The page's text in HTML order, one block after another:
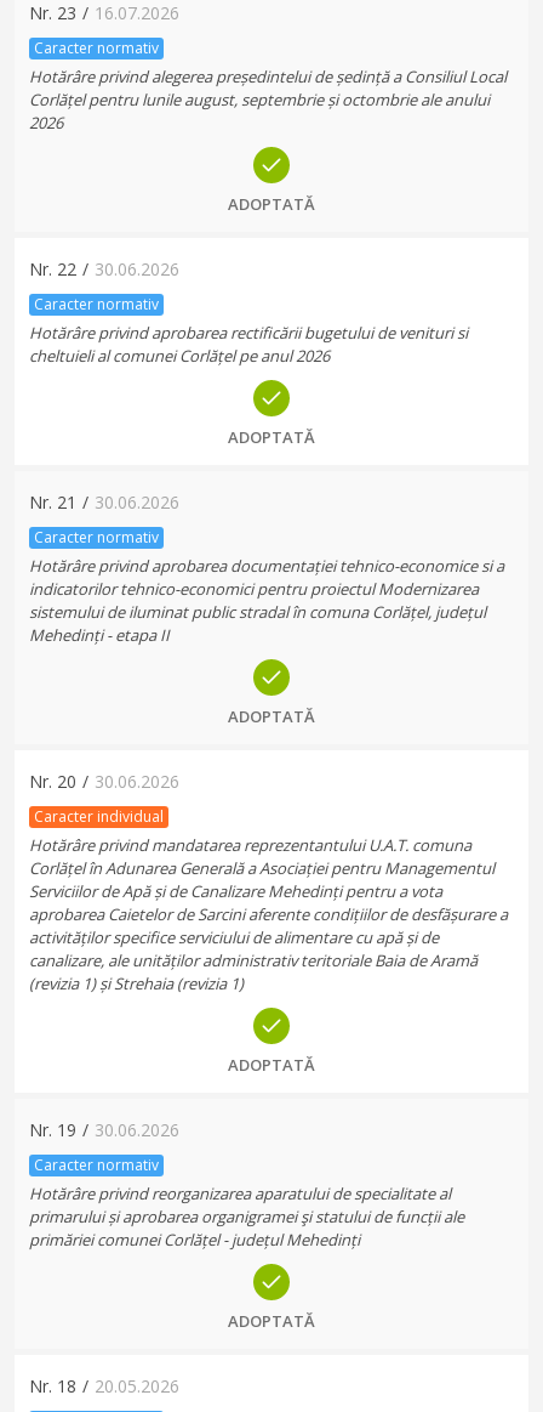
Nr. 23 / 16.07.2026
Caracter normativ
Hotărâre privind alegerea președintelui de ședință a Consiliul Local
Corlățel pentru lunile august, septembrie și octombrie ale anului
2026
ADOPTATĂ
Nr. 22 / 30.06.2026
Caracter normativ
Hotărâre privind aprobarea rectificării bugetului de venituri si
cheltuieli al comunei Corlățel pe anul 2026
ADOPTATĂ
Nr. 21 / 30.06.2026
Caracter normativ
Hotărâre privind aprobarea documentației tehnico-economice si a
indicatorilor tehnico-economici pentru proiectul Modernizarea
sistemului de iluminat public stradal în comuna Corlățel, județul
Mehedinți - etapa II
ADOPTATĂ
Nr. 20 / 30.06.2026
Caracter individual
Hotărâre privind mandatarea reprezentantului U.A.T. comuna
Corlățel în Adunarea Generală a Asociației pentru Managementul
Serviciilor de Apă și de Canalizare Mehedinți pentru a vota
aprobarea Caietelor de Sarcini aferente condițiilor de desfășurare a
activităților specifice serviciului de alimentare cu apă și de
canalizare, ale unităților administrativ teritoriale Baia de Aramă
(revizia 1) și Strehaia (revizia 1)
ADOPTATĂ
Nr. 19 / 30.06.2026
Caracter normativ
Hotărâre privind reorganizarea aparatului de specialitate al
primarului și aprobarea organigramei şi statului de funcții ale
primăriei comunei Corlățel - județul Mehedinți
ADOPTATĂ
Nr. 18 / 20.05.2026